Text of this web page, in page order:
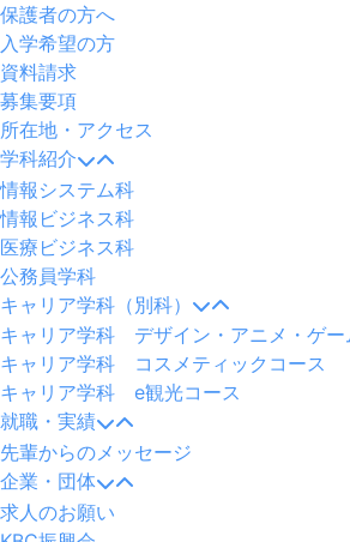
保護者の方へ
入学希望の方
資料請求
募集要項
所在地・アクセス
学科紹介
情報システム科
情報ビジネス科
医療ビジネス科
公務員学科
キャリア学科（別科）
キャリア学科 デザイン・アニメ・ゲー
キャリア学科 コスメティックコース
キャリア学科 e観光コース
就職・実績
先輩からのメッセージ
企業・団体
求人のお願い